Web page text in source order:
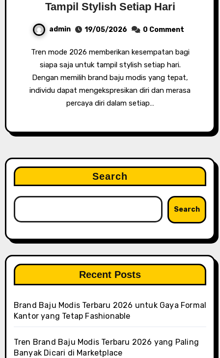
Tampil Stylish Setiap Hari
admin 19/05/2026 0 Comment
Tren mode 2026 memberikan kesempatan bagi
siapa saja untuk tampil stylish setiap hari.
Dengan memilih brand baju modis yang tepat,
individu dapat mengekspresikan diri dan merasa
percaya diri dalam setiap…
Search
Search
Recent Posts
Brand Baju Modis Terbaru 2026 untuk Gaya Formal
Kantor yang Tetap Fashionable
Tren Brand Baju Modis Terbaru 2026 yang Paling
Banyak Dicari di Marketplace